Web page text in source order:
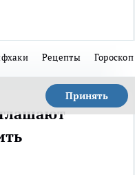
Рецепты Гороскоп
Принять